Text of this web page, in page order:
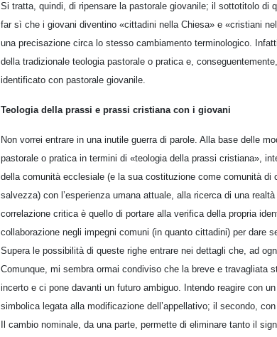
Si tratta, quindi, di ripensare la pastorale giovanile; il sottotitolo di
far sì che i giovani diventino «cittadini nella Chiesa» e «cristiani
una precisazione circa lo stesso cambiamento terminologico.
della tradizionale teologia pastorale o pratica e,
identificato con pastorale giovanile.
Teologia della prassi e prassi cristiana con i giovani
Non vorrei entrare in una inutile guerra di parole. Alla base delle
pastorale o pratica in termini di «teologia della prassi cristiana»,
della comunità ecclesiale (e la sua costituzione come comunità di
salvezza) con l’esperienza umana attuale, alla ricerca di una
correlazione critica è quello di portare alla verifica della propria
collaborazione negli impegni comuni (in quanto cittadini) per dare
Supera le possibilità di queste righe entrare nei dettagli che, ad
Comunque, mi sembra ormai condiviso che la breve e travagliata
incerto e ci pone davanti un futuro ambiguo. Intendo reagire con
simbolica legata alla modificazione dell’appellativo; il secondo,
Il cambio nominale, da una parte, permette di eliminare tanto il